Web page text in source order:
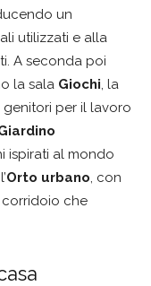
un
utilizzati e alla
A seconda poi
la sala Giochi, la
genitori per il lavoro
ispirati al mondo
Orto urbano, con
che